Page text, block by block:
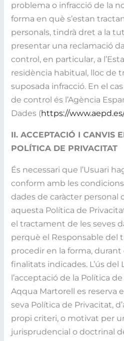
problema o infracció de la
forma en què s’estan
personals, tindrà dret a la
presentar una reclamació
control, en particular, a
residència habitual, lloc de
suposada infracció. En el
de control és l’Agència
Dades (https://
II. ACCEPTACIÓ I CANVIS
POLÍTICA DE PRIVACITAT
És necessari que l’Usuari
conform amb les
dades de caràcter personal
aquesta Política de
el tractament de les seves
perquè el Responsable del
procedir en la forma,
finalitats indicades. L’ús del
l’acceptació de la Política
Aqqua Martorell es reserva
seva Política de Privacitat,
propi criteri, o motivat per
jurisprudencial o doctrinal